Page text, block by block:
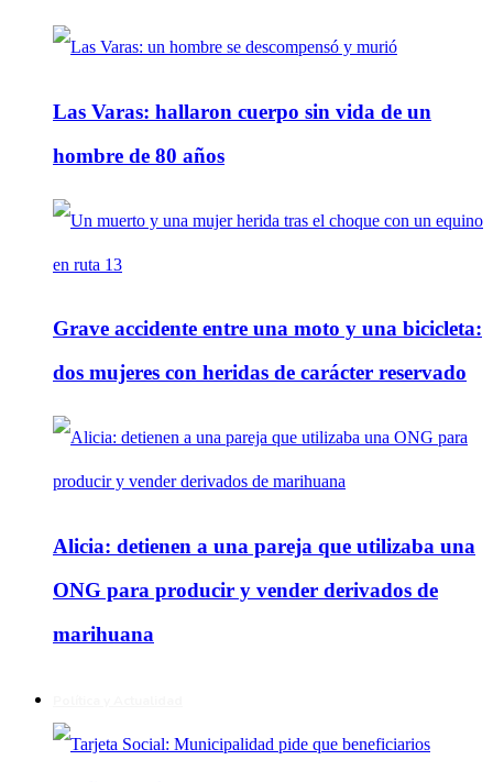
Las Varas: hallaron cuerpo sin vida de un
hombre de 80 años
Grave accidente entre una moto y una bicicleta:
dos mujeres con heridas de carácter reservado
Alicia: detienen a una pareja que utilizaba una
ONG para producir y vender derivados de
marihuana